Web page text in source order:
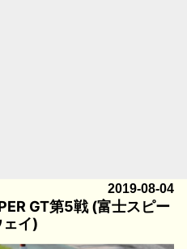
2019-08-04
GT第5戦 (富士スピー
ェイ)